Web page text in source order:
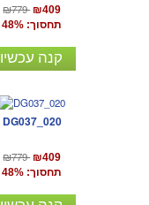
₪779 ₪409
תחסוך: 48%
קנה עכשיו
DG037_020
₪779 ₪409
תחסוך: 48%